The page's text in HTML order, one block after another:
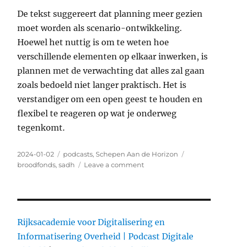
De tekst suggereert dat planning meer gezien
moet worden als scenario-ontwikkeling.
Hoewel het nuttig is om te weten hoe
verschillende elementen op elkaar inwerken, is
plannen met de verwachting dat alles zal gaan
zoals bedoeld niet langer praktisch. Het is
verstandiger om een open geest te houden en
flexibel te reageren op wat je onderweg
tegenkomt.
Posted
on
2024-01-02 Categories
podcasts,Schepen Aan de Horizon
broodfonds,sadh Leave a comment
de
Aflevering
1
Rijksacademie voor Digitalisering en
Informatisering Overheid |
Podcast Digitale